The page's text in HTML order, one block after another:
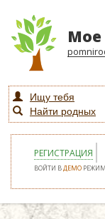
Мое
Ищу тебя
Найти родных
РЕГИСТРАЦИЯ
ВОЙТИ ВДЕМО